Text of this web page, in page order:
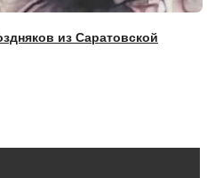
из Саратовской